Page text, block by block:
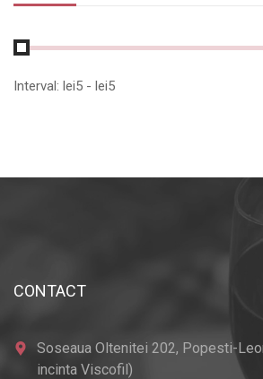
Interval: lei5 - lei5
CONTACT
Soseaua Oltenitei 202, Popesti-
incinta Viscofil)